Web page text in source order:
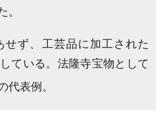
せず、工芸品に加工された
ている。法隆寺宝物として
代表例。